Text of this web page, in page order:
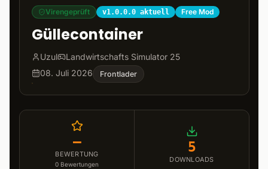
Virengeprüft v1.0.0.0 aktuell Free Mod
Güllecontainer
Uzul
Landwirtschafts Simulator 25
08. Juli 2026
Frontlader
–
BEWERTUNG
0 Bewertungen
5
DOWNLOADS